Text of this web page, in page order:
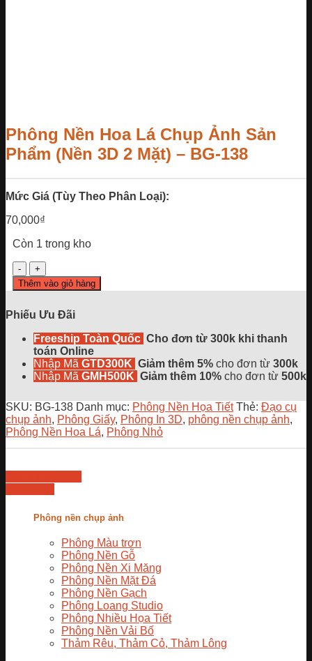
Phông Nền Hoa Lá Chụp Ảnh Sản
Phẩm (Nền 3D 2 Mặt) – BG-138
Mức Giá (Tùy Theo Phân Loại):
70,000₫
Còn 1 trong kho
Phông
Nền
Hoa
Chụp
Sản
Phẩm
(Nền
3D
Mặt)
-
BG-
Thêm vào giỏ hàng
Phiếu Ưu Đãi
Freeship Toàn Quốc Cho đơn từ 300k khi thanh
toán Online
Nhập Mã GTD300K Giảm thêm 5% cho đơn từ 300k
Nhập Mã GMH500K Giảm thêm 10% cho đơn từ 500k
SKU: BG-138 Danh mục: Phông Nền Họa Tiết Thẻ: Đạo cụ
chụp ảnh, Phông Giấy, Phông In 3D, phông nền chụp ảnh,
Phông Nền Hoa Lá, Phông Nhỏ
Phông nền chụp ảnh
Phông Màu trơn
Phông Nền Gỗ
Phông Nền Xi Măng
Phông Nền Mặt Đá
Phông Nền Gạch
Phông Loang Studio
Phông Nhiều Họa Tiết
Phông Nền Vải Bố
Thảm Rêu, Thảm Cỏ, Thảm Lông